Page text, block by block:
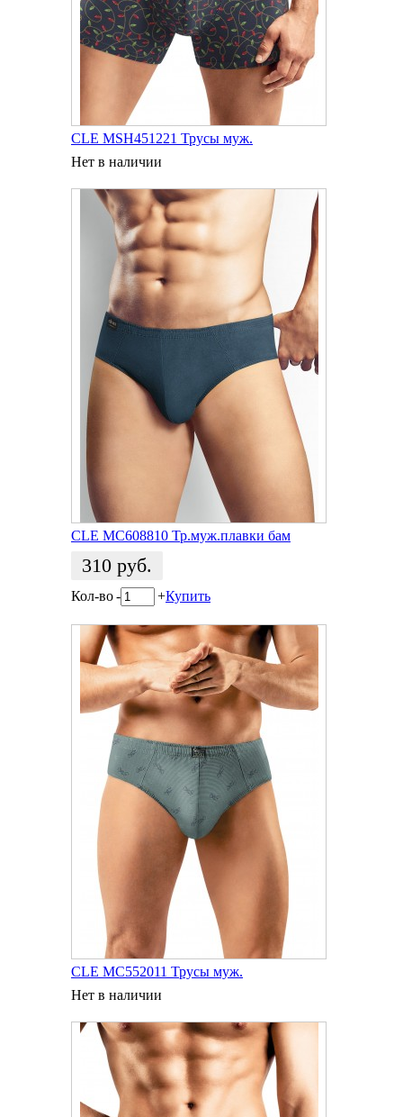
CLE MSH451221 Трусы муж.
Нет в наличии
CLE MC608810 Тр.муж.плавки бам
310 руб.
Кол-во- +Купить
CLE MC552011 Трусы муж.
Нет в наличии